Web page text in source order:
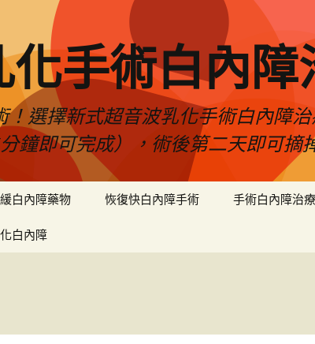
手術白內障
！選擇新式超音波乳化手術白內障
鐘即可完成），術後第二天即可摘
白內障藥物 恢復快白內障手術 手術白內障治療
白內障